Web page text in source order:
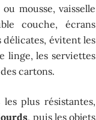
mousse, vaisselle
couche, écrans
délicates, évitent les
linge, les serviettes
cartons.
plus résistantes,
, puis les objets